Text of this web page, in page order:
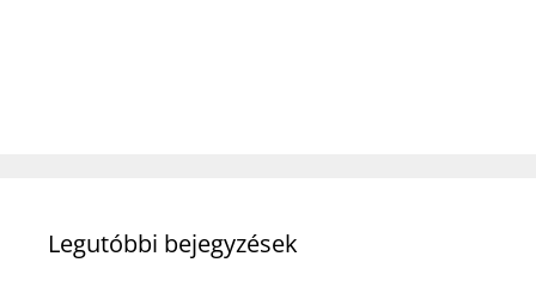
Legutóbbi bejegyzések